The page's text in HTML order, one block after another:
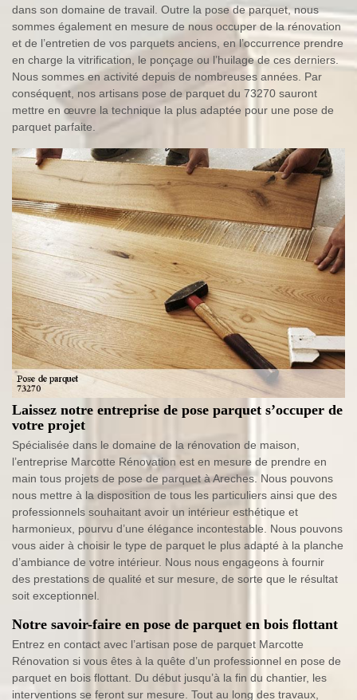
dans son domaine de travail. Outre la pose de parquet, nous
sommes également en mesure de nous occuper de la rénovation
et de l’entretien de vos parquets anciens, en l’occurrence prendre
en charge la vitrification, le ponçage ou l’huilage de ces derniers.
Nous sommes en activité depuis de nombreuses années. Par
conséquent, nos artisans pose de parquet du 73270 sauront
mettre en œuvre la technique la plus adaptée pour une pose de
parquet parfaite.
Laissez notre entreprise de pose parquet s’occuper de
votre projet
Spécialisée dans le domaine de la rénovation de maison,
l’entreprise Marcotte Rénovation est en mesure de prendre en
main tous projets de pose de parquet à Areches. Nous pouvons
nous mettre à la disposition de tous les particuliers ainsi que des
professionnels souhaitant avoir un intérieur esthétique et
harmonieux, pourvu d’une élégance incontestable. Nous pouvons
vous aider à choisir le type de parquet le plus adapté à la planche
d’ambiance de votre intérieur. Nous nous engageons à fournir
des prestations de qualité et sur mesure, de sorte que le résultat
soit exceptionnel.
Notre savoir-faire en pose de parquet en bois flottant
Entrez en contact avec l’artisan pose de parquet Marcotte
Rénovation si vous êtes à la quête d’un professionnel en pose de
parquet en bois flottant. Du début jusqu’à la fin du chantier, les
interventions se feront sur mesure. Tout au long des travaux,